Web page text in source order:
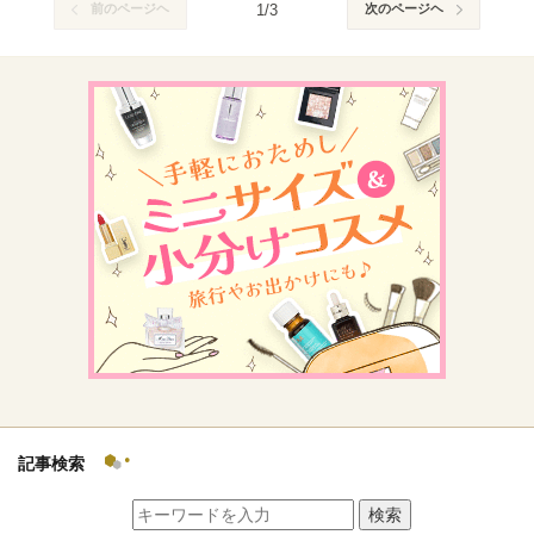
前のページヘ 1/3 次のページヘ
記事検索
検索